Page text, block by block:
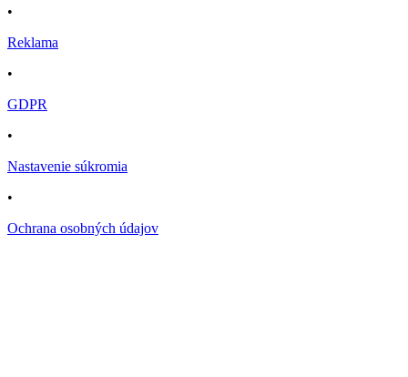
•
Reklama
•
GDPR
•
Nastavenie súkromia
•
Ochrana osobných údajov